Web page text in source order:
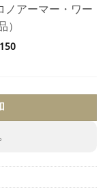
ノアーマー・ワー
現
は
す。